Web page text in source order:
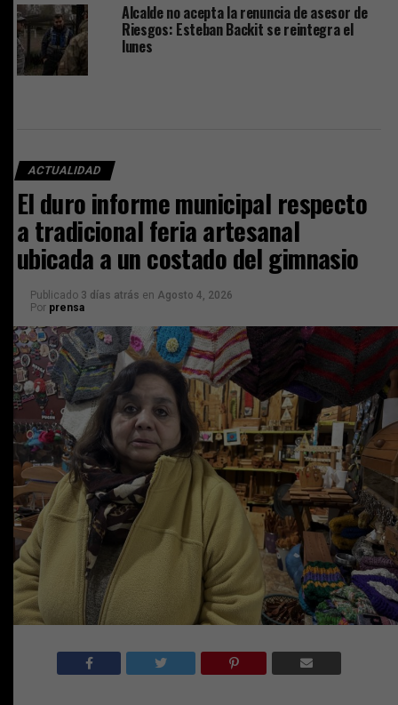
Alcalde no acepta la renuncia de asesor de
Riesgos: Esteban Backit se reintegra el
lunes
ACTUALIDAD
El duro informe municipal respecto
a tradicional feria artesanal
ubicada a un costado del gimnasio
Publicado 3 días atrás en Agosto 4, 2026
Por prensa